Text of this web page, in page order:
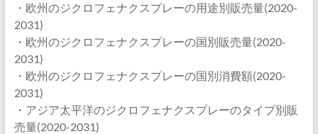
・欧州のジクロフェナクスプレーの用途別販売量(2020-
2031)
・欧州のジクロフェナクスプレーの国別販売量(2020-
2031)
・欧州のジクロフェナクスプレーの国別消費額(2020-
2031)
・アジア太平洋のジクロフェナクスプレーのタイプ別販
売量(2020-2031)